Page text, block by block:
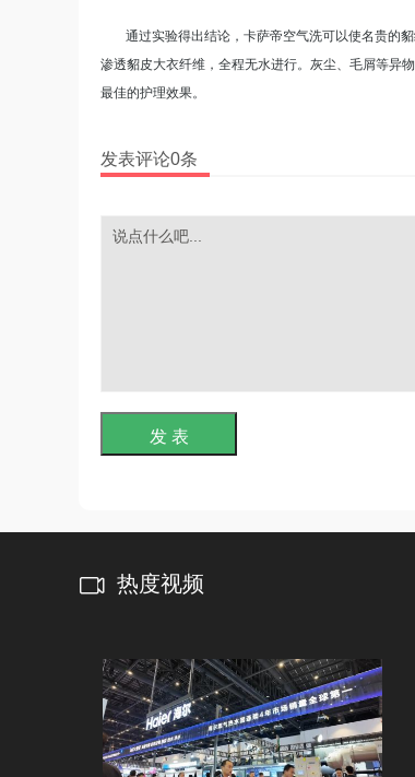
通过实验得出结论，卡萨帝空气洗可以使名贵的
渗透貂皮大衣纤维，全程无水进行。灰尘、毛屑等异
最佳的护理效果。
发表评论0条
发 表
热度视频